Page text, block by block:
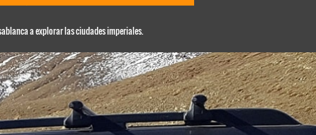
a explorar las ciudades imperiales.